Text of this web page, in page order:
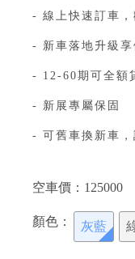
- 線上快速訂
- 新車落地升級
- 12-60期可全
- 新展專屬保固⁣
- 可舊車換新車
空車價： 125000
顏色： 灰藍